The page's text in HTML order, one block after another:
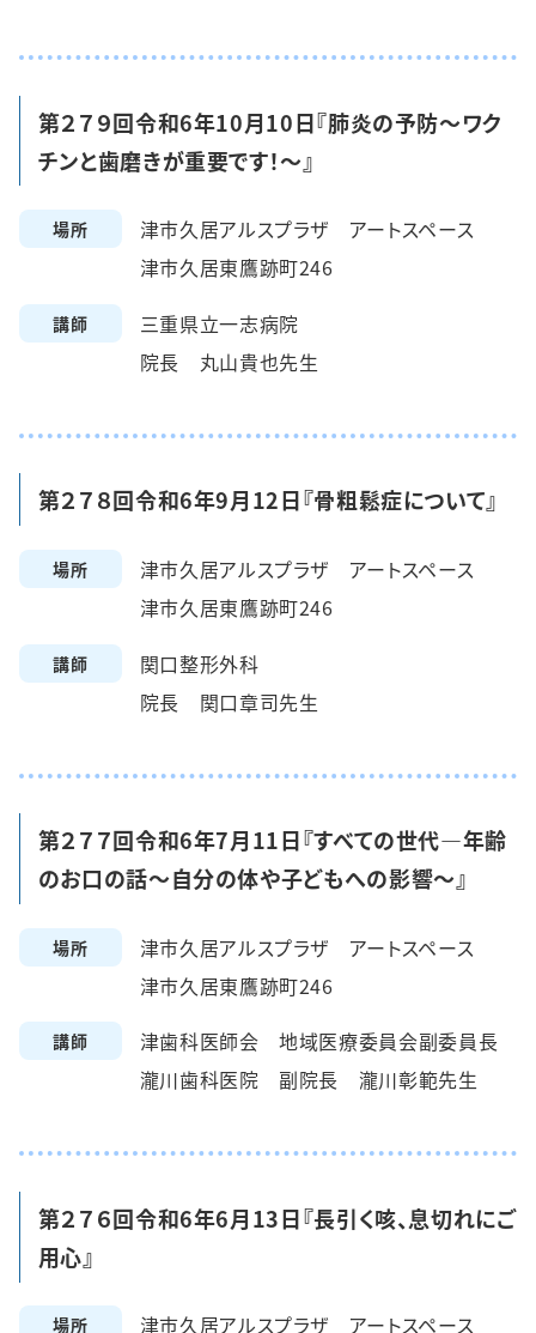
第２７９回令和6年10月10日『肺炎の予防～ワク
チンと歯磨きが重要です！～』
場所
津市久居アルスプラザ アートスペース
津市久居東鷹跡町246
講師
三重県立一志病院
院長 丸山貴也先生
第２７８回令和6年9月12日『骨粗鬆症について』
場所
津市久居アルスプラザ アートスペース
津市久居東鷹跡町246
講師
関口整形外科
院長 関口章司先生
第２７７回令和6年7月11日『すべての世代―年齢
のお口の話～自分の体や子どもへの影響～』
場所
津市久居アルスプラザ アートスペース
津市久居東鷹跡町246
講師
津歯科医師会 地域医療委員会副委員長
瀧川歯科医院 副院長 瀧川彰範先生
第２７６回令和6年6月13日『長引く咳、息切れにご
用心』
場所
津市久居アルスプラザ アートスペース